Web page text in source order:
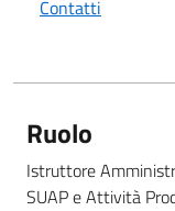
Contatti
Ruolo
Istruttore
SUAP e Attività